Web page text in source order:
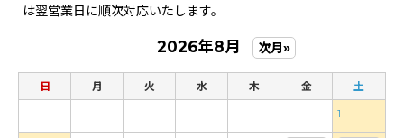
は翌営業日に順次対応いたします。
2026年8月 次月»
日 月 火 水 木 金 土
1